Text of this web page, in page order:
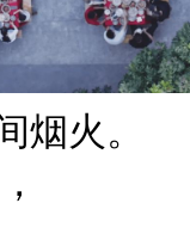
烟火。